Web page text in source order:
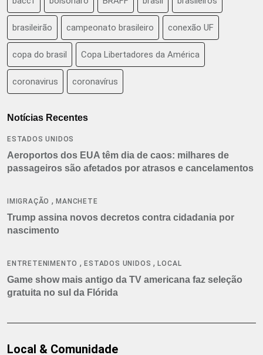
brasileirão campeonato brasileiro conexão UF
copa do brasil Copa Libertadores da América
coronavirus coronavírus
Notícias Recentes
ESTADOS UNIDOS
Aeroportos dos EUA têm dia de caos: milhares de
passageiros são afetados por atrasos e cancelamentos
IMIGRAÇÃO ,MANCHETE
Trump assina novos decretos contra cidadania por
nascimento
ENTRETENIMENTO ,ESTADOS UNIDOS ,LOCAL
Game show mais antigo da TV americana faz seleção
gratuita no sul da Flórida
Local & Comunidade